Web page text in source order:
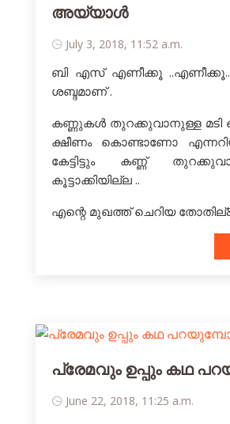
അയ്യാൾ
July 3, 2018, 11:52 a.m.
ബി എസ് എണീക്കൂ ..എണീക്കൂ..'
ശബ്ദമാണ് .
കണ്ണുകള്‍ തുറക്കുവാനുള്ള
ക്ഷീണം കൊണ്ടാണോ
കേട്ടിട്ടും കണ്ണ്‍
കൂട്ടാക്കിയില്ല ..
എന്റെ മുഖത്ത് ചെറിയ
പ്രേമവും ഉപ്പും കഥ
June 22, 2018, 11:25 a.m.